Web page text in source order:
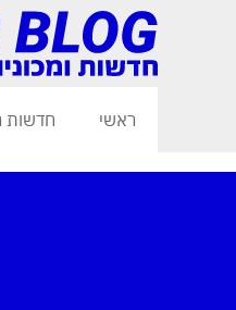
ראשי חדשות